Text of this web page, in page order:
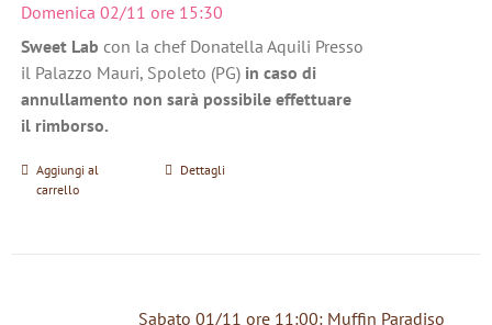
Domenica 02/11 ore 15:30
Sweet Lab con la chef Donatella Aquili Presso
il Palazzo Mauri, Spoleto (PG) in caso di
annullamento non sarà possibile effettuare
il rimborso.
Aggiungi al
carrello
Dettagli
Sabato 01/11 ore 11:00: Muffin Paradiso